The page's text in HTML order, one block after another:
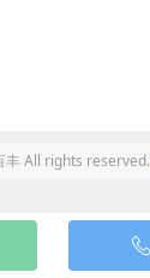
丰 All rights reserved.